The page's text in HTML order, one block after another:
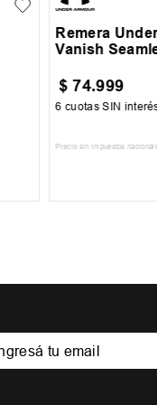
Remera
Vanish
$ 74.999
6 cuotas SIN
Precio sin impuestos